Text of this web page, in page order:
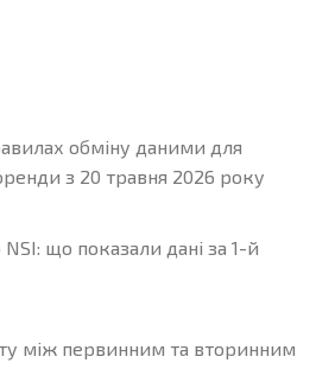
обміну даними для
з 20 травня 2026 року
що показали дані за 1-й
між первинним та вторинним